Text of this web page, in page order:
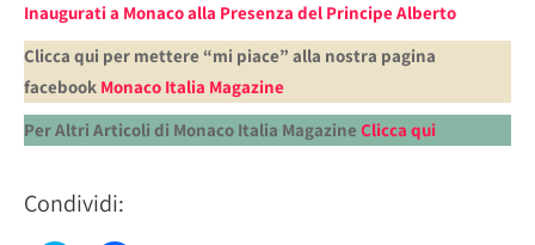
Inaugurati a Monaco alla Presenza del Principe Alberto
Clicca qui per mettere “mi piace” alla nostra pagina
facebook Monaco Italia Magazine
Per Altri Articoli di Monaco Italia Magazine Clicca qui
Condividi: